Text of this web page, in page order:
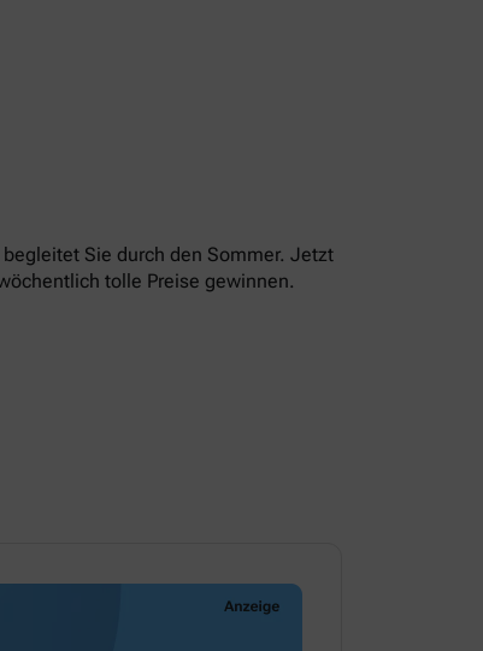
begleitet Sie durch den Sommer. Jetzt
tolle Preise gewinnen.